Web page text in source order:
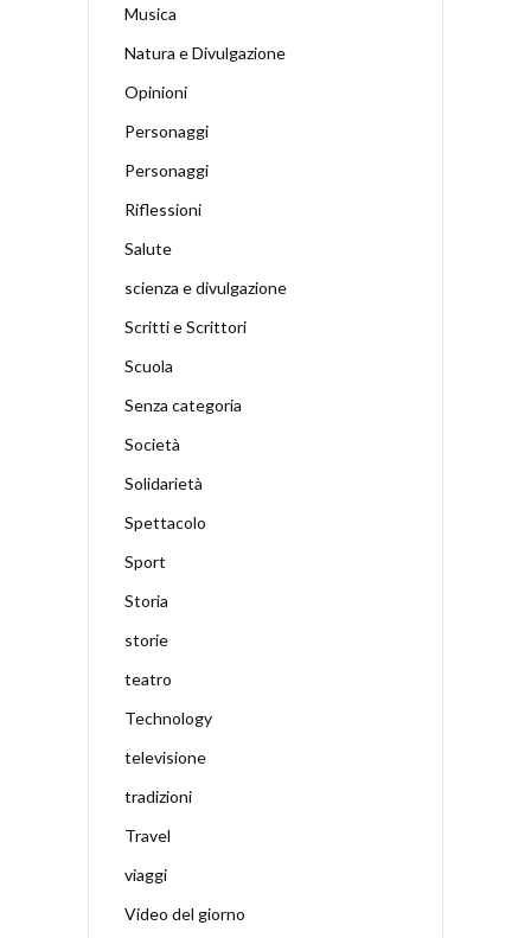
Musica
Natura e Divulgazione
Opinioni
Personaggi
Personaggi
Riflessioni
Salute
scienza e divulgazione
Scritti e Scrittori
Scuola
Senza categoria
Società
Solidarietà
Spettacolo
Sport
Storia
storie
teatro
Technology
televisione
tradizioni
Travel
viaggi
Video del giorno